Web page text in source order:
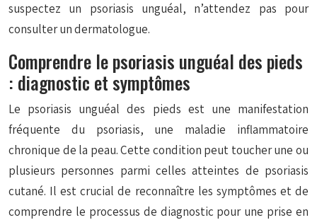
suspectez un psoriasis unguéal, n’attendez pas pour
consulter un dermatologue.
Comprendre le psoriasis unguéal des pieds
: diagnostic et symptômes
Le psoriasis unguéal des pieds est une manifestation
fréquente du psoriasis, une maladie inflammatoire
chronique de la peau. Cette condition peut toucher une ou
plusieurs personnes parmi celles atteintes de psoriasis
cutané. Il est crucial de reconnaître les symptômes et de
comprendre le processus de diagnostic pour une prise en